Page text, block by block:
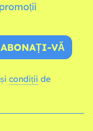
ABONAȚI-VĂ
condiții